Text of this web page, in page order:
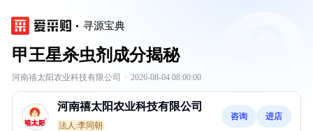
寻源宝典
甲王星杀虫剂成分揭秘
河南禧太阳农业科技有限公司 · 2026-08-04 08:00:00
河南禧太阳农业科技有限公司
法人:李同朝
咨询 进店